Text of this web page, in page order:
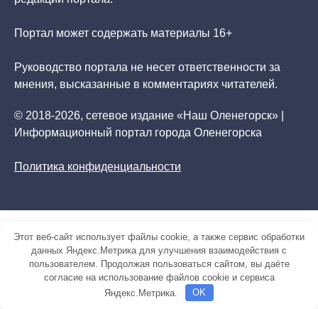
Портал может содержать материалы 16+
Руководство портала не несет ответственности за
мнения, высказанные в комментариях читателей.
© 2018-2026, сетевое издание «Наш Оленегорск» |
Информационный портал города Оленегорска
Политика конфиденциальности
Этот веб-сайт использует файлы cookie, а также сервис обработки
данных Яндекс.Метрика для улучшения взаимодействия с
пользователем. Продолжая пользоваться сайтом, вы даёте
согласие на использование файлов cookie и сервиса
Яндекс.Метрика.
OK